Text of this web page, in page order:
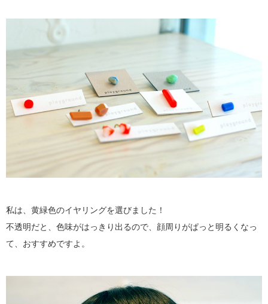
私は、黄緑色のイヤリングを選びました！
不透明だと、色味がはっきり出るので、顔周りがぱっと明るくなっ
て、おすすめですよ。